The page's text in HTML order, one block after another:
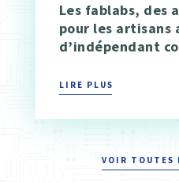
Les fablabs, des
pour les
d’indépendant
LIRE PLUS
VOIR TOUTES